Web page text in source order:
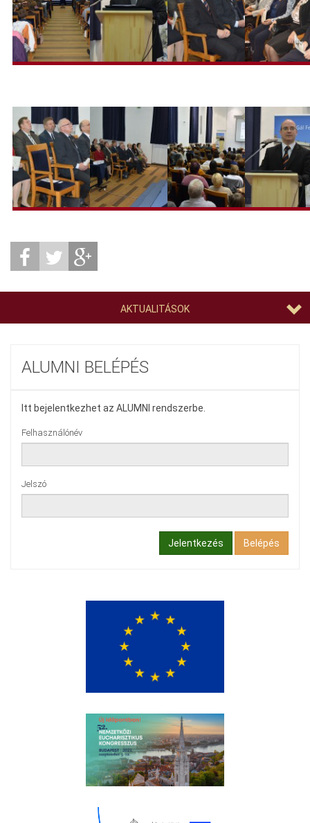
AKTUALITÁSOK
ALUMNI BELÉPÉS
Itt bejelentkezhet az ALUMNI rendszerbe.
Felhasználónév
Jelszó
Jelentkezés Belépés